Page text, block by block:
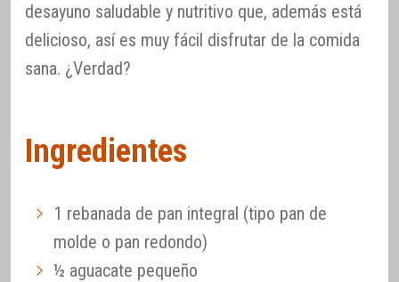
desayuno saludable y nutritivo que, además está
delicioso, así es muy fácil disfrutar de la comida
sana. ¿Verdad?
Ingredientes
1 rebanada de pan integral (tipo pan de
molde o pan redondo)
½ aguacate pequeño